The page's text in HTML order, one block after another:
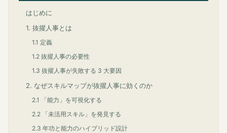
はじめに
1. 抜擢人事とは
1.1 定義
1.2 抜擢人事の必要性
1.3 抜擢人事が失敗する 3 大要因
2. なぜスキルマップが抜擢人事に効くのか
2.1 「能力」を可視化する
2.2 「未活用スキル」を発見する
2.3 年功と能力のハイブリッド設計